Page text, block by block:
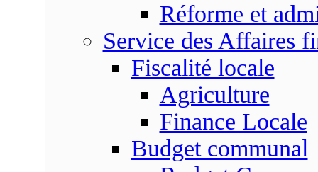
Réforme et
Service des Affaires
Fiscalité locale
Agriculture
Finance Locale
Budget communal